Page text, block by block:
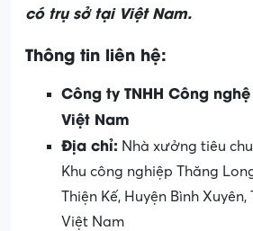
có trụ sở tại Việt Nam.
Thông tin liên hệ:
Công ty TNHH Công
Việt Nam
Địa chỉ: Nhà xưởng tiêu
Khu công nghiệp Thăng
Thiện Kế, Huyện Bình Xuyên,
Việt Nam